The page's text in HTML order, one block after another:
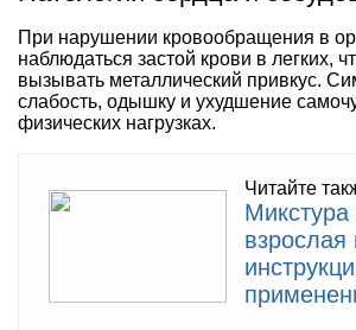
При нарушении кровообращения в
наблюдаться застой крови в легких,
вызывать металлический привкус.
слабость, одышку и ухудшение
физических нагрузках.
Читайте
взрослая